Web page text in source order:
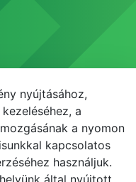
E-learning
nyújtásához,
a
a nyomon
kapcsolatos
használjuk.
által nyújtott